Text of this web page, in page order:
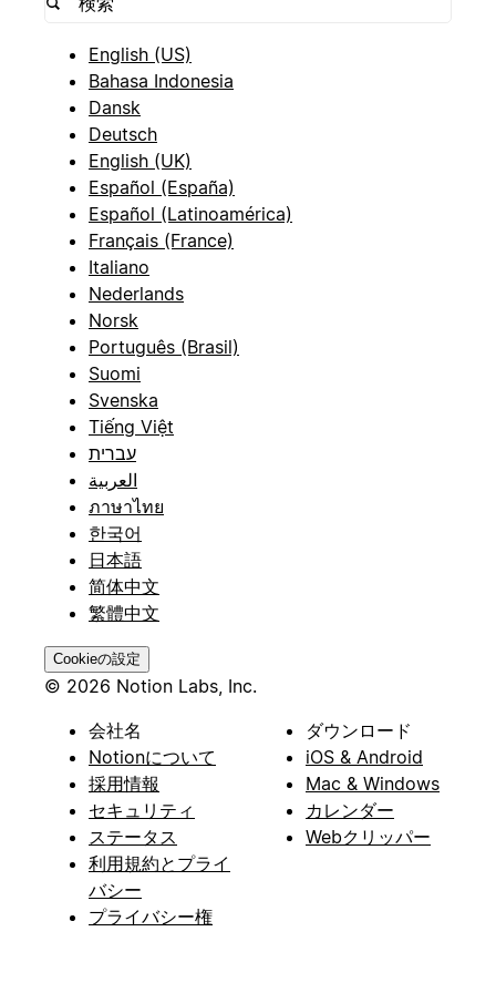
English (US)
Bahasa Indonesia
Dansk
Deutsch
English (UK)
Español (España)
Español (Latinoamérica)
Français (France)
Italiano
Nederlands
Norsk
Português (Brasil)
Suomi
Svenska
Tiếng Việt
עברית
العربية
ภาษาไทย
한국어
日本語
简体中文
繁體中文
Cookieの設定
© 2026 Notion Labs, Inc.
会社名
Notionについて
採用情報
セキュリティ
ステータス
利用規約とプライ
バシー
プライバシー権
ダウンロード
iOS & Android
Mac & Windows
カレンダー
Webクリッパー